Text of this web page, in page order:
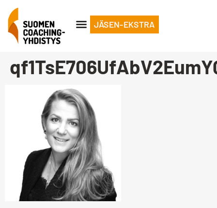
JÄSEN-EKSTRA